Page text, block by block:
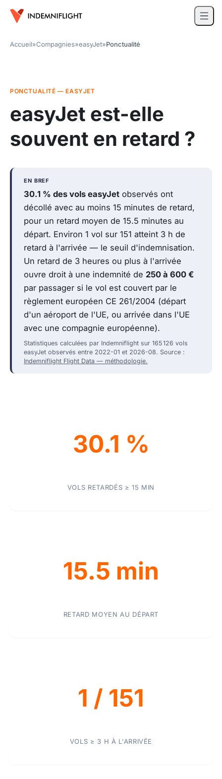
Accueil»Compagnies»easyJet»Ponctualité
PONCTUALITÉ — EASYJET
easyJet est-elle
souvent en retard ?
EN BREF
30.1 % des vols easyJet observés ont
décollé avec au moins 15 minutes de retard,
pour un retard moyen de 15.5 minutes au
départ. Environ 1 vol sur 151 atteint 3 h de
retard à l'arrivée — le seuil d'indemnisation.
Un retard de 3 heures ou plus à l'arrivée
ouvre droit à une indemnité de 250 à 600 €
par passager si le vol est couvert par le
règlement européen CE 261/2004 (départ
d'un aéroport de l'UE, ou arrivée dans l'UE
avec une compagnie européenne).
Statistiques calculées par Indemniflight sur 165 126 vols
easyJet observés entre 2022-01 et 2026-08. Source :
Indemniflight Flight Data — méthodologie.
30.1 %
VOLS RETARDÉS ≥ 15 MIN
15.5 min
RETARD MOYEN AU DÉPART
1 / 151
VOLS ≥ 3 H À L'ARRIVÉE